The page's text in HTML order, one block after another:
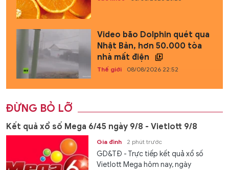
Video bão Dolphin quét qua
Nhật Bản, hơn 50.000 tòa
nhà mất điện
Thế giới 08/08/2026 22:52
ĐỪNG BỎ LỠ
Kết quả xổ số Mega 6/45 ngày 9/8 - Vietlott 9/8
Gia đình 2 phút trước
GD&TĐ - Trực tiếp kết quả xổ số
Vietlott Mega hôm nay, ngày